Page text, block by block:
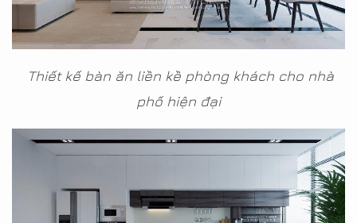
Thiết kế bàn ăn liền kề phòng khách cho nhà
phố hiện đại